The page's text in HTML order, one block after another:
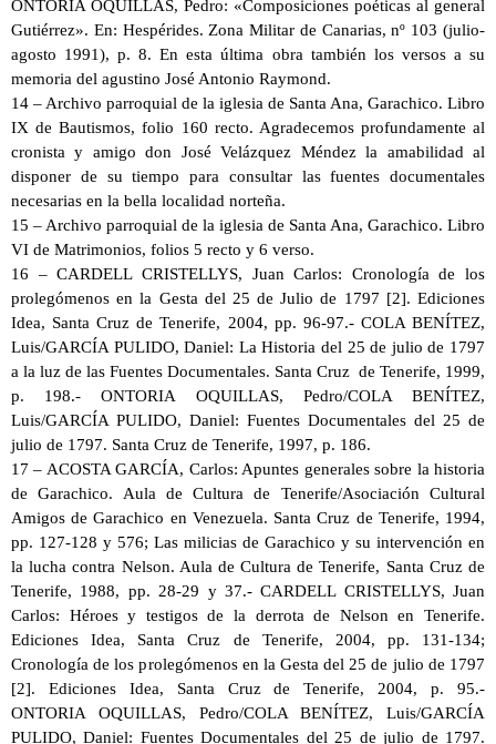
ONTORIA OQUILLAS, Pedro: «Composiciones poéticas al general
Gutiérrez». En: Hespérides. Zona Militar de Canarias, nº 103 (julio-
agosto 1991), p. 8. En esta última obra también los versos a su
memoria del agustino José Antonio Raymond.
14 – Archivo parroquial de la iglesia de Santa Ana, Garachico. Libro
IX de Bautismos, folio 160 recto. Agradecemos profundamente al
cronista y amigo don José Velázquez Méndez la amabilidad al
disponer de su tiempo para consultar las fuentes documentales
necesarias en la bella localidad norteña.
15 – Archivo parroquial de la iglesia de Santa Ana, Garachico. Libro
VI de Matrimonios, folios 5 recto y 6 verso.
16 – CARDELL CRISTELLYS, Juan Carlos: Cronología de los
prolegómenos en la Gesta del 25 de Julio de 1797 [2]. Ediciones
Idea, Santa Cruz de Tenerife, 2004, pp. 96-97.- COLA BENÍTEZ,
Luis/GARCÍA PULIDO, Daniel: La Historia del 25 de julio de 1797
a la luz de las Fuentes Documentales. Santa Cruz de Tenerife, 1999,
p. 198.- ONTORIA OQUILLAS, Pedro/COLA BENÍTEZ,
Luis/GARCÍA PULIDO, Daniel: Fuentes Documentales del 25 de
julio de 1797. Santa Cruz de Tenerife, 1997, p. 186.
17 – ACOSTA GARCÍA, Carlos: Apuntes generales sobre la historia
de Garachico. Aula de Cultura de Tenerife/Asociación Cultural
Amigos de Garachico en Venezuela. Santa Cruz de Tenerife, 1994,
pp. 127-128 y 576; Las milicias de Garachico y su intervención en
la lucha contra Nelson. Aula de Cultura de Tenerife, Santa Cruz de
Tenerife, 1988, pp. 28-29 y 37.- CARDELL CRISTELLYS, Juan
Carlos: Héroes y testigos de la derrota de Nelson en Tenerife.
Ediciones Idea, Santa Cruz de Tenerife, 2004, pp. 131-134;
Cronología de los prolegómenos en la Gesta del 25 de julio de 1797
[2]. Ediciones Idea, Santa Cruz de Tenerife, 2004, p. 95.-
ONTORIA OQUILLAS, Pedro/COLA BENÍTEZ, Luis/GARCÍA
PULIDO, Daniel: Fuentes Documentales del 25 de julio de 1797.